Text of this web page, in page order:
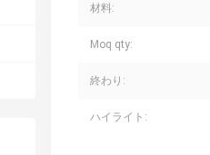
材料:
Moq qty:
終わり:
ハイライト: